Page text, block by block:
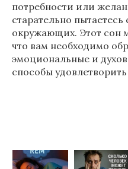
потребности или
старательно пытаетесь
окружающих. Этот сон
что вам необходимо
эмоциональные и
способы удовлетворить